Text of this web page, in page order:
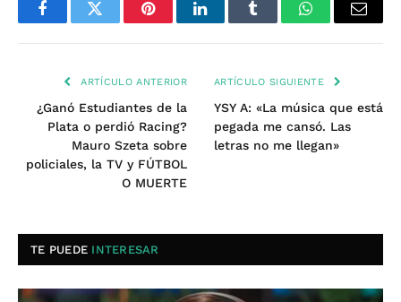
FacebookTwitter PinterestLinkedInTumblr WhatsAppEmail
ARTÍCULO ANTERIOR
¿Ganó Estudiantes de la
Plata o perdió Racing?
Mauro Szeta sobre
policiales, la TV y FÚTBOL
O MUERTE
ARTÍCULO SIGUIENTE
YSY A: «La música que está
pegada me cansó. Las
letras no me llegan»
TE PUEDE INTERESAR